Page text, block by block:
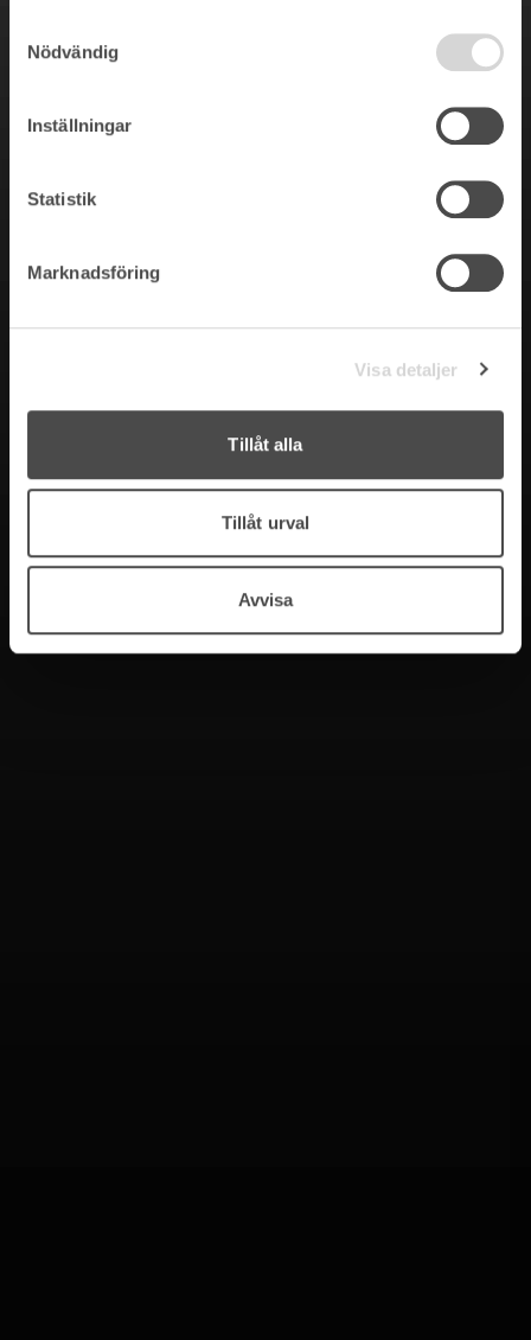
Nödvändig
Inställningar
Statistik
Marknadsföring
Visa detaljer
Tillåt alla
Tillåt urval
Avvisa